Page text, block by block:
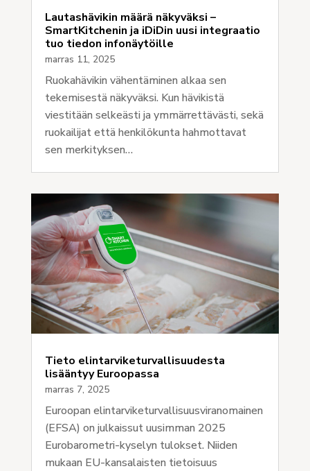
Lautashävikin määrä näkyväksi –
SmartKitchenin ja iDiDin uusi integraatio
tuo tiedon infonäytöille
marras 11, 2025
Ruokahävikin vähentäminen alkaa sen
tekemisestä näkyväksi. Kun hävikistä
viestitään selkeästi ja ymmärrettävästi, sekä
ruokailijat että henkilökunta hahmottavat
sen merkityksen…
Tieto elintarviketurvallisuudesta
lisääntyy Euroopassa
marras 7, 2025
Euroopan elintarviketurvallisuusviranomainen
(EFSA) on julkaissut uusimman 2025
Eurobarometri-kyselyn tulokset. Niiden
mukaan EU-kansalaisten tietoisuus